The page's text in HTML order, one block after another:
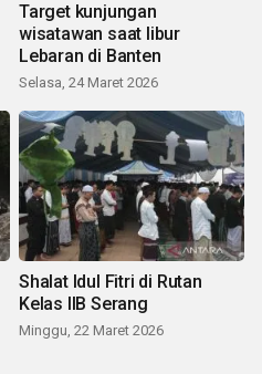
Target kunjungan
wisatawan saat libur
Lebaran di Banten
Selasa, 24 Maret 2026
Shalat Idul Fitri di Rutan
Kelas IIB Serang
Minggu, 22 Maret 2026